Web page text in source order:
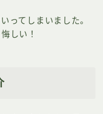
ってしまいました。
しい！